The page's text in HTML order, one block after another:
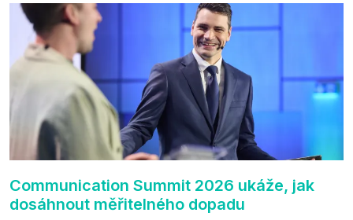
zúčastnit i příštího ročníku. „Příjemná konference,
výborný program, hezké prostory, Daniel Stach
absolutně nejlepší moderátor!!!“ Tak shrnul
Communication Summit jeden z 330 účastníků ve
své zpětné vazbě. Ta potvrdila, co bylo slyšet i
cítit po celý 9. červen v Pragovce – že ročník s
tématem „Od chaosu k dopadu“ se skutečně
povedl.
Communication Summit 2026 ukáže, jak
dosáhnout měřitelného dopadu